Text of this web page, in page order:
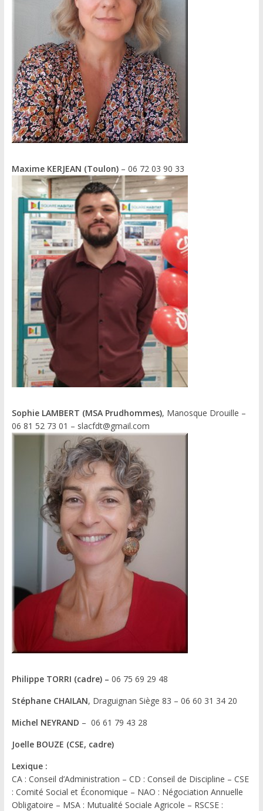
Maxime KERJEAN (Toulon)– 06 72 03 90 33
Sophie LAMBERT (MSA Prudhommes), Manosque Drouille –
06 81 52 73 01 – slacfdt@gmail.com
Philippe TORRI (cadre) – 06 75 69 29 48
Stéphane CHAILAN, Draguignan Siège 83 – 06 60 31 34 20
Michel NEYRAND – 06 61 79 43 28
Joelle BOUZE (CSE, cadre)
Lexique :
CA : Conseil d’Administration – CD : Conseil de Discipline – CSE
: Comité Social et Économique – NAO : Négociation Annuelle
Obligatoire – MSA : Mutualité Sociale Agricole – RSCSE :